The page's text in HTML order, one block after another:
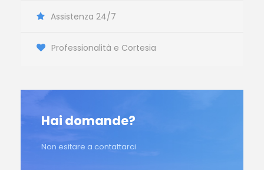
Assistenza 24/7
Professionalità e Cortesia
Hai domande?
Non esitare a contattarci